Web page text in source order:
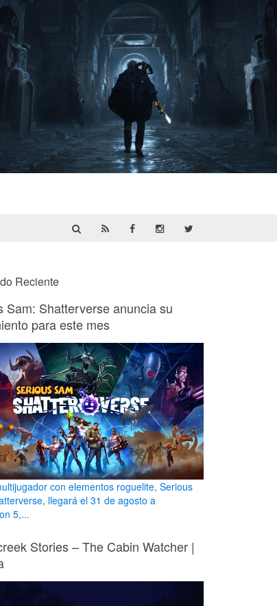
Reciente
Sam: Shatterverse anuncia su
para este mes
con elementos roguelite, Serious
llegará el 31 de agosto a
5,...
Stories – The Cabin Watcher |